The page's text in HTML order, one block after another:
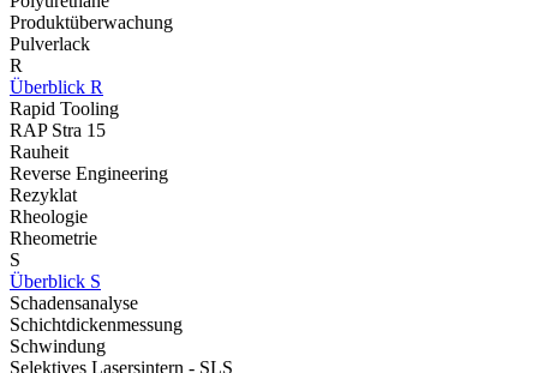
Produktüberwachung
Pulverlack
R
Überblick R
Rapid Tooling
RAP Stra 15
Rauheit
Reverse Engineering
Rezyklat
Rheologie
Rheometrie
S
Überblick S
Schadensanalyse
Schichtdickenmessung
Schwindung
Selektives Lasersintern - SLS